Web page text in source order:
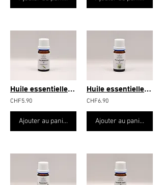
Huile essentielle Palmarosa 10ml.
CHF5.90
Ajouter au panier
Huile essentielle Pin sylvestre 10ml.
CHF6.90
Ajouter au panier